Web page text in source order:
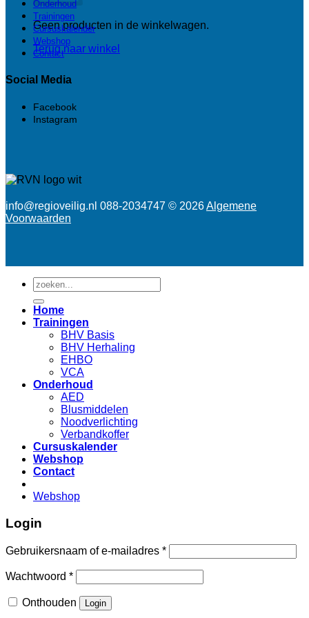
Geen producten in de winkelwagen.
Terug naar winkel
Onderhoud
Trainingen
Cursuskalender
Webshop
Contact
Social Media
Facebook
Instagram
info@regioveilig.nl 088-2034747 © 2026Algemene
Voorwaarden
Zoeken
naar:
Home
Trainingen
BHV Basis
BHV Herhaling
EHBO
VCA
Onderhoud
AED
Blusmiddelen
Noodverlichting
Verbandkoffer
Cursuskalender
Webshop
Contact
Webshop
Login
Gebruikersnaam of e-mailadres *
Wachtwoord *
Onthouden Login